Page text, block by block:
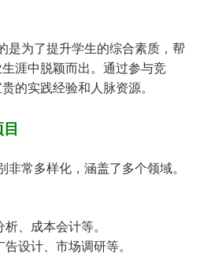
是为了提升学生的综合素质，帮
涯中脱颖而出。通过参与竞
的实践经验和人脉资源。
常多样化，涵盖了多个领域。
析、成本会计等。
告设计、市场调研等。